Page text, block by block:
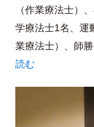
（作業療法士）
学療法士1名、運
業療法士）、師
読む